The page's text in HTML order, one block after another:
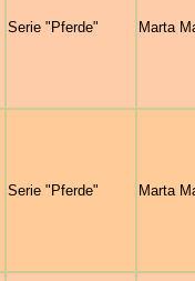
Serie "Pferde" Marta
Serie "Pferde" Marta